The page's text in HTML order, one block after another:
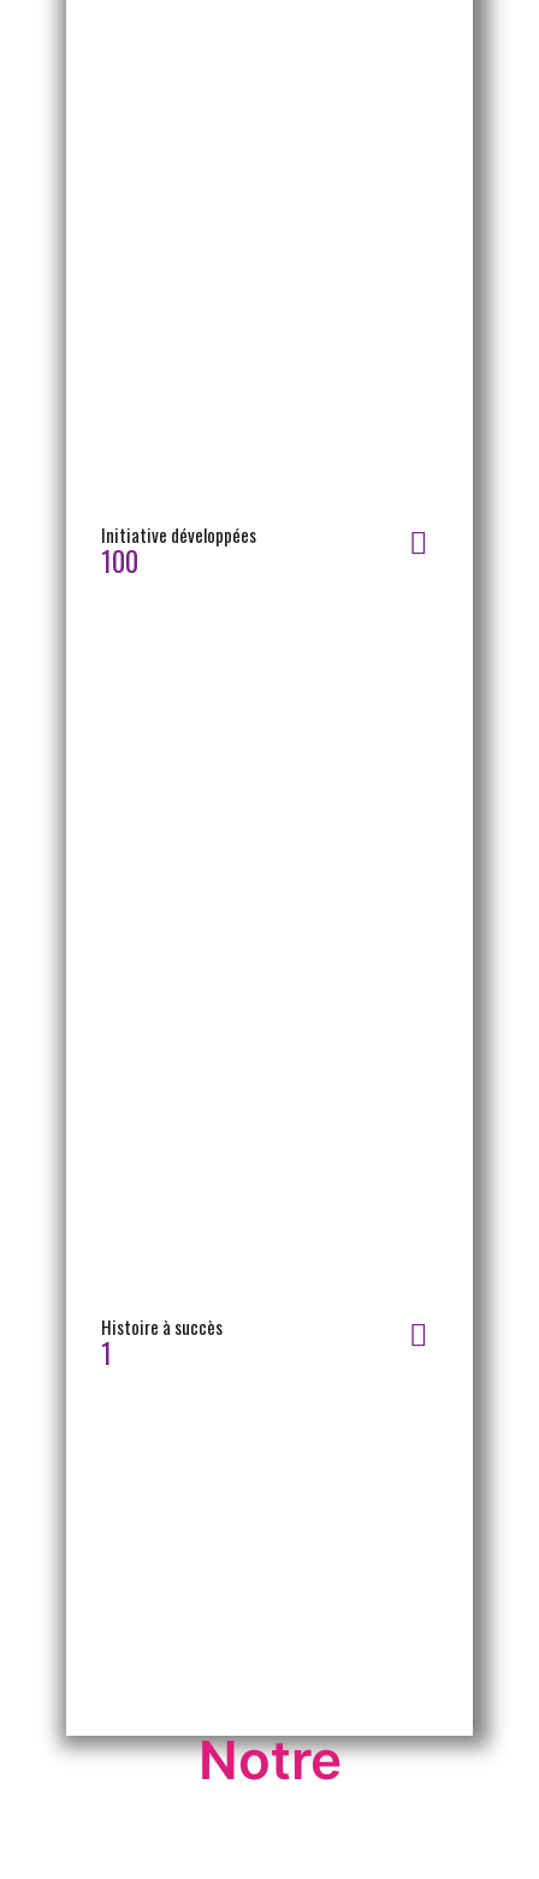
Initiative développées
100
Histoire à succès
1
Notre